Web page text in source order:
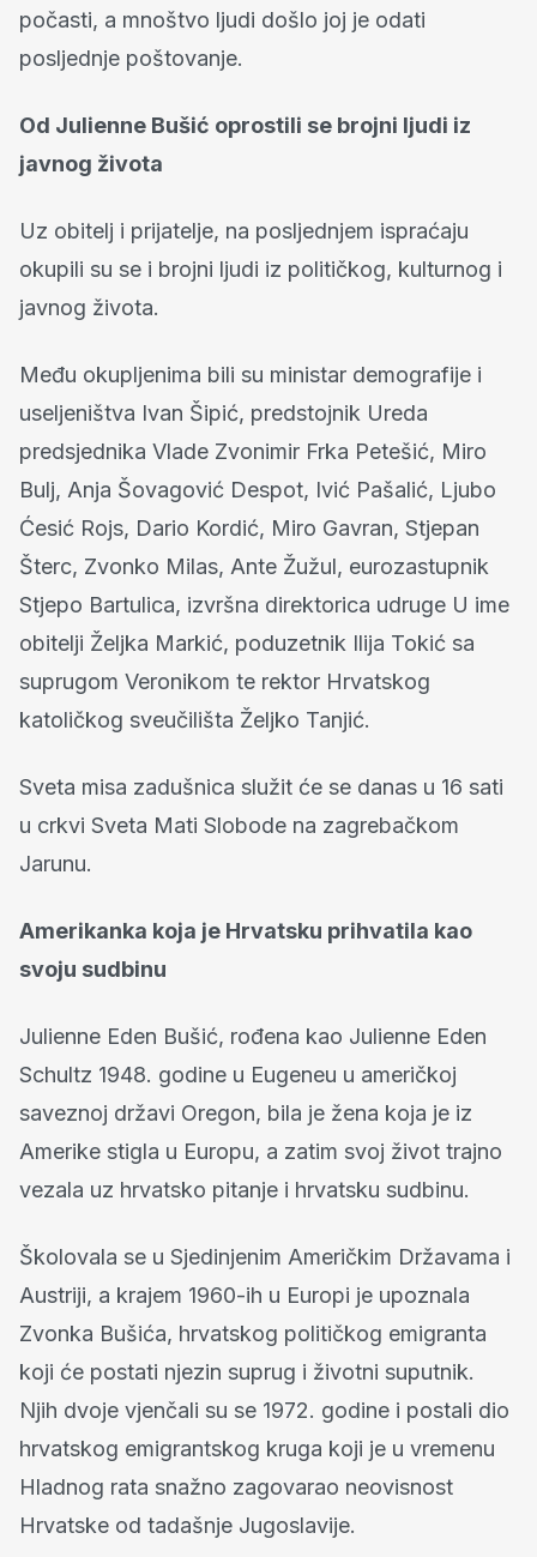
počasti, a mnoštvo ljudi došlo joj je odati
posljednje poštovanje.
Od Julienne Bušić oprostili se brojni ljudi iz
javnog života
Uz obitelj i prijatelje, na posljednjem ispraćaju
okupili su se i brojni ljudi iz političkog, kulturnog i
javnog života.
Među okupljenima bili su ministar demografije i
useljeništva Ivan Šipić, predstojnik Ureda
predsjednika Vlade Zvonimir Frka Petešić, Miro
Bulj, Anja Šovagović Despot, Ivić Pašalić, Ljubo
Ćesić Rojs, Dario Kordić, Miro Gavran, Stjepan
Šterc, Zvonko Milas, Ante Žužul, eurozastupnik
Stjepo Bartulica, izvršna direktorica udruge U ime
obitelji Željka Markić, poduzetnik Ilija Tokić sa
suprugom Veronikom te rektor Hrvatskog
katoličkog sveučilišta Željko Tanjić.
Sveta misa zadušnica služit će se danas u 16 sati
u crkvi Sveta Mati Slobode na zagrebačkom
Jarunu.
Amerikanka koja je Hrvatsku prihvatila kao
svoju sudbinu
Julienne Eden Bušić, rođena kao Julienne Eden
Schultz 1948. godine u Eugeneu u američkoj
saveznoj državi Oregon, bila je žena koja je iz
Amerike stigla u Europu, a zatim svoj život trajno
vezala uz hrvatsko pitanje i hrvatsku sudbinu.
Školovala se u Sjedinjenim Američkim Državama i
Austriji, a krajem 1960-ih u Europi je upoznala
Zvonka Bušića, hrvatskog političkog emigranta
koji će postati njezin suprug i životni suputnik.
Njih dvoje vjenčali su se 1972. godine i postali dio
hrvatskog emigrantskog kruga koji je u vremenu
Hladnog rata snažno zagovarao neovisnost
Hrvatske od tadašnje Jugoslavije.